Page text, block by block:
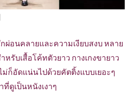
ผ่อนคลายและความเงียบสงบ หลาย
รับเสื้อโค้ทตัวยาว กางเกงขายาว
ม่ก็อัดแน่นไปด้วยคัตติ้งแบบเยอะๆ
ที่ดูเป็นหนังเงาๆ